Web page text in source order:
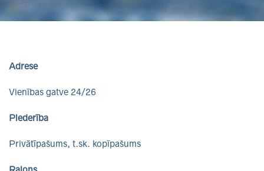
Adrese
Vienības gatve 24/26
Piederība
Privātīpašums, t.sk. kopīpašums